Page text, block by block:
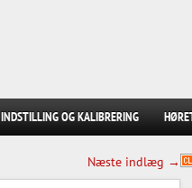
INDSTILLING OG KALIBRERING
Næste indlæg →